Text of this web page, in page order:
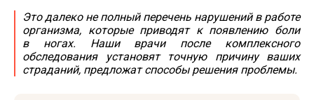
Это далеко не полный перечень нарушений в работе
организма, которые приводят к появлению боли
в ногах. Наши врачи после комплексного
обследования установят точную причину ваших
страданий, предложат способы решения проблемы.